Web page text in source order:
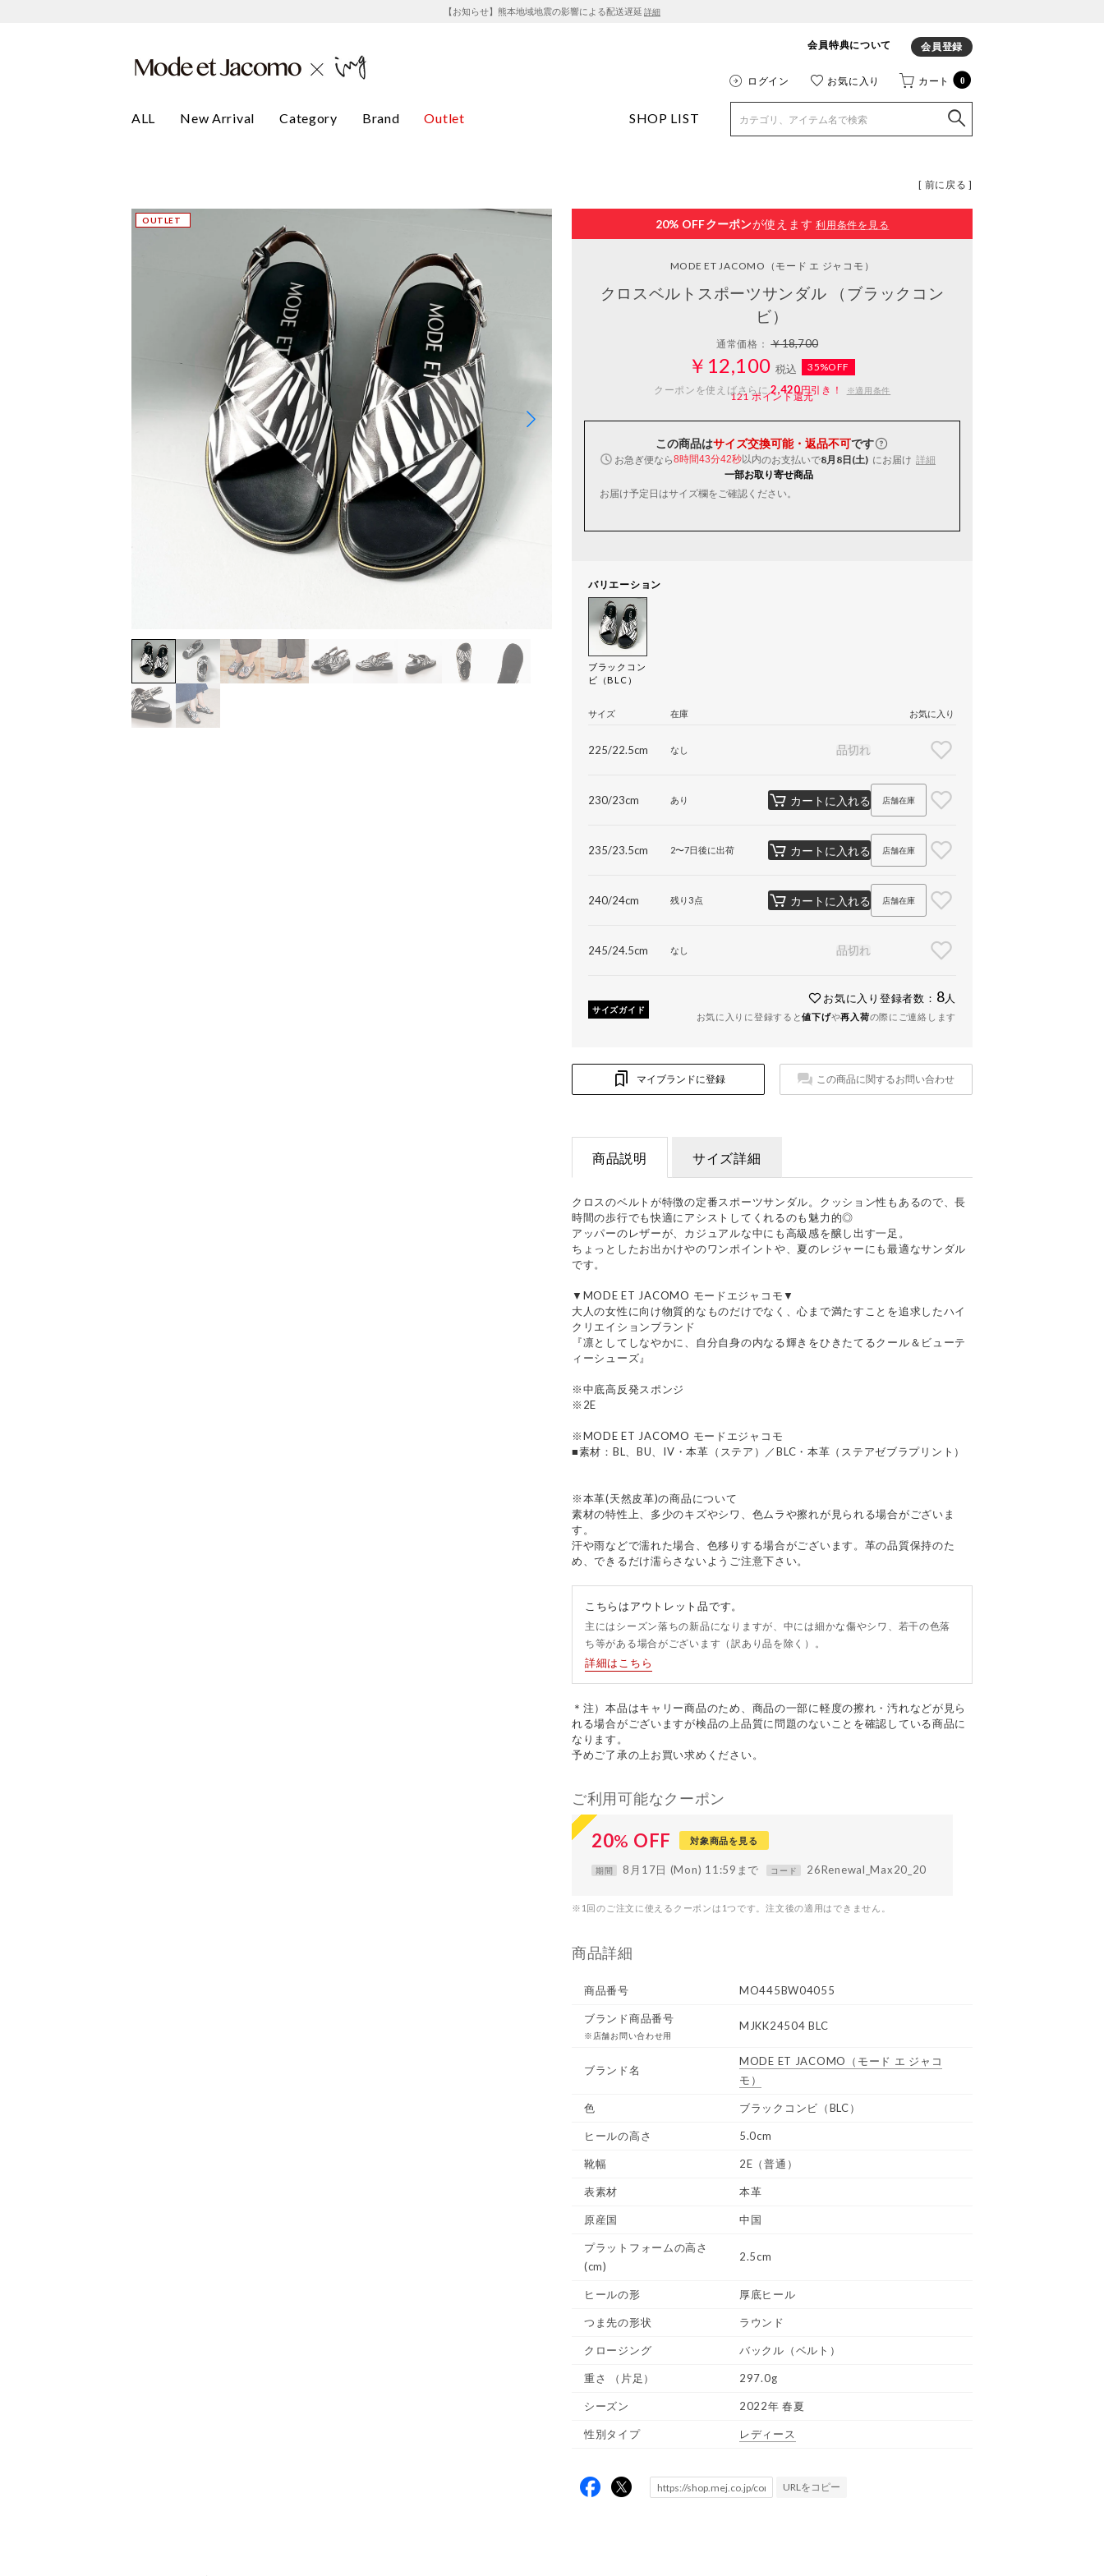
【お知らせ】熊本地域地震の影響による配送遅延 詳細
会員特典について 会員登録
ログイン お気に入り カート 0
ALL New Arrival Category Brand Outlet SHOP LIST
[ 前に戻る ]
20% OFFクーポンが使えます 利用条件を見る
MODE ET JACOMO （モード エ ジャコモ）
クロスベルトスポーツサンダル （ブラックコン
ビ）
通常価格：￥18,700
￥12,100 税込
35%OFF
クーポンを使えばさらに2,420円引き！ ※適用条件
121ポイント還元
この商品はサイズ交換可能・返品不可です
お急ぎ便なら8時間43分41秒以内のお支払いで8月8日(土) にお届け 詳細
一部お取り寄せ商品
お届け予定日はサイズ欄をご確認ください。
バリエーション
ブラックコン
ビ（BLC）
サイズ 在庫 お気に入り
225/22.5cm なし 品切れ
230/23cm あり カートに入れる 店舗在庫
235/23.5cm 2〜7日後に出荷 カートに入れる 店舗在庫
240/24cm 残り3点 カートに入れる 店舗在庫
245/24.5cm なし 品切れ
サイズガイド
お気に入り登録者数： 8 人
お気に入りに登録すると値下げや再入荷の際にご連絡します
マイブランドに登録 この商品に関するお問い合わせ
商品説明 サイズ詳細
クロスのベルトが特徴の定番スポーツサンダル。クッション性もあるので、長
時間の歩行でも快適にアシストしてくれるのも魅力的◎
アッパーのレザーが、カジュアルな中にも高級感を醸し出す一足。
ちょっとしたお出かけやのワンポイントや、夏のレジャーにも最適なサンダル
です。
▼MODE ET JACOMO モードエジャコモ▼
大人の女性に向け物質的なものだけでなく、心まで満たすことを追求したハイ
クリエイションブランド
『凛としてしなやかに、自分自身の内なる輝きをひきたてるクール＆ビューテ
ィーシューズ』
※中底高反発スポンジ
※2E
※MODE ET JACOMO モードエジャコモ
■素材：BL、BU、IV・本革（ステア）／BLC・本革（ステアゼブラプリント）
※本革(天然皮革)の商品について
素材の特性上、多少のキズやシワ、色ムラや擦れが見られる場合がございま
す。
汗や雨などで濡れた場合、色移りする場合がございます。革の品質保持のた
め、できるだけ濡らさないようご注意下さい。
こちらはアウトレット品です。
主にはシーズン落ちの新品になりますが、中には細かな傷やシワ、若干の色落
ち等がある場合がございます（訳あり品を除く）。
詳細はこちら
＊注）本品はキャリー商品のため、商品の一部に軽度の擦れ・汚れなどが見ら
れる場合がございますが検品の上品質に問題のないことを確認している商品に
なります。
予めご了承の上お買い求めください。
ご利用可能なクーポン
20% OFF 対象商品を見る
期間 8月17日 (Mon) 11:59まで コード 26Renewal_Max20_20
※1回のご注文に使えるクーポンは1つです。注文後の適用はできません。
商品詳細
商品番号 MO445BW04055
ブランド商品番号
※店舗お問い合わせ用
MJKK24504 BLC
ブランド名
MODE ET JACOMO
（モード エ ジャコ
モ）
色 ブラックコンビ（BLC）
ヒールの高さ 5.0cm
靴幅 2E（普通）
表素材 本革
原産国 中国
プラットフォームの高さ
(cm)
2.5cm
ヒールの形 厚底ヒール
つま先の形状 ラウンド
クロージング バックル（ベルト）
重さ （片足） 297.0g
シーズン 2022年 春夏
性別タイプ レディース
URLをコピー